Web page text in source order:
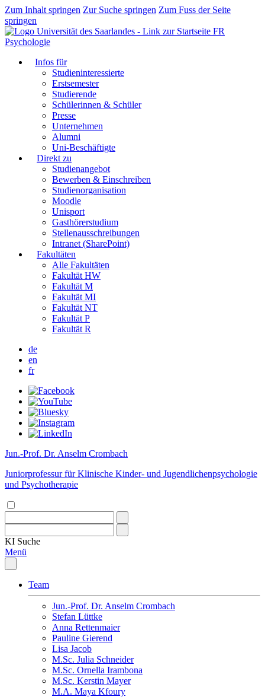
Zum Inhalt springen Zur Suche springen Zum Fuss der Seite
springen
FR
Psychologie
Infos für
Studieninteressierte
Erstsemester
Studierende
Schülerinnen & Schüler
Presse
Unternehmen
Alumni
Uni-Beschäftigte
Direkt zu
Studienangebot
Bewerben & Einschreiben
Studienorganisation
Moodle
Unisport
Gasthörerstudium
Stellenausschreibungen
Intranet (SharePoint)
Fakultäten
Alle Fakultäten
Fakultät HW
Fakultät M
Fakultät MI
Fakultät NT
Fakultät P
Fakultät R
de
en
fr
Jun.-Prof. Dr. Anselm Crombach
Juniorprofessur für Klinische Kinder- und Jugendlichenpsychologie
und Psychotherapie
KI Suche
Menü
Team
Jun.-Prof. Dr. Anselm Crombach
Stefan Lüttke
Anna Rettenmaier
Pauline Gierend
Lisa Jacob
M.Sc. Julia Schneider
M.Sc. Ornella Irambona
M.Sc. Kerstin Mayer
M.A. Maya Kfoury